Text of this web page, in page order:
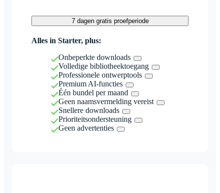
7 dagen gratis proefperiode
Alles in Starter, plus:
Onbeperkte downloads
Volledige bibliotheektoegang
Professionele ontwerptools
Premium AI-functies
Één bundel per maand
Geen naamsvermelding vereist
Snellere downloads
Prioriteitsondersteuning
Geen advertenties